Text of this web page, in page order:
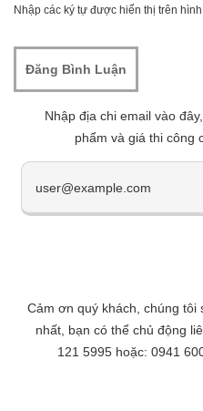
Nhập các ký tự được hiển thị trên
Nhập địa chi email vào
phẩm và giá thi công
Cảm ơn quý khách, chúng
nhất, bạn có thể chủ động
121 5995 hoặc: 0941